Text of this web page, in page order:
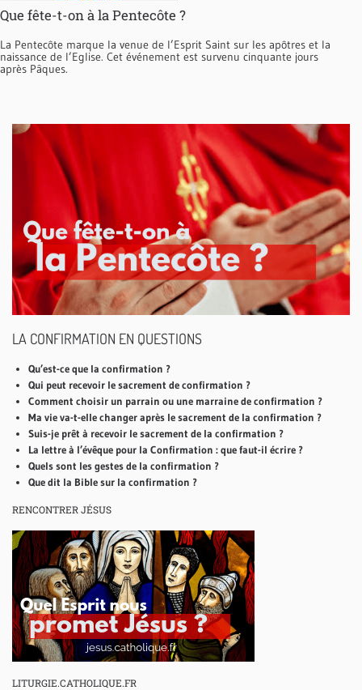
Que fête-t-on à la Pentecôte ?
La Pentecôte marque la venue de l’Esprit Saint sur les apôtres et la
naissance de l’Eglise. Cet événement est survenu cinquante jours
après Pâques.
LA CONFIRMATION EN QUESTIONS
Qu’est-ce que la confirmation ?
Qui peut recevoir le sacrement de confirmation ?
Comment choisir un parrain ou une marraine de confirmation ?
Ma vie va-t-elle changer après le sacrement de la confirmation ?
Suis-je prêt à recevoir le sacrement de la confirmation ?
La lettre à l’évêque pour la Confirmation : que faut-il écrire ?
Quels sont les gestes de la confirmation ?
Que dit la Bible sur la confirmation ?
RENCONTRER JÉSUS
LITURGIE.CATHOLIQUE.FR